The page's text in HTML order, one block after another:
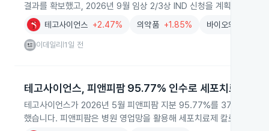
결과를 확보했고, 2026년 9월 임상 2/3상 IND 신청을 계획하고 있습
테고사이언스 +2.47% 의약품 +1.85% 바이오의약품
이데일리 |1일 전
테고사이언스, 피앤피팜 95.77% 인수로 세포치료 영업
테고사이언스가 2026년 5월 피앤피팜 지분 95.77%를 37억원에 인
했습니다. 피앤피팜은 병원 영업망을 활용해 세포치료제 칼로덤 영업